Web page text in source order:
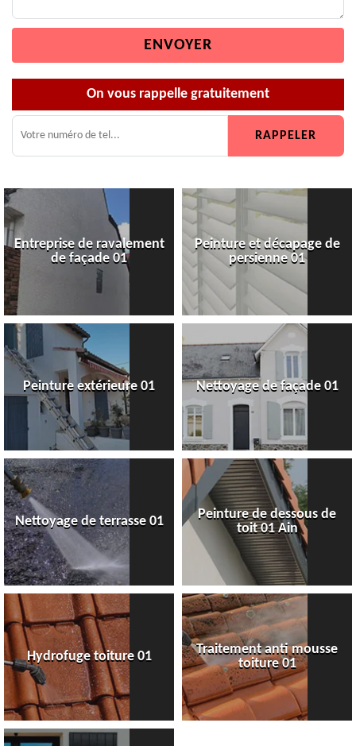
On vous rappelle gratuitement
Entreprise de ravalement
de façade 01
Peinture et décapage de
persienne 01
Peinture extérieure 01 Nettoyage de façade 01
Nettoyage de terrasse 01
Peinture de dessous de
toit 01 Ain
Hydrofuge toiture 01
Traitement anti mousse
toiture 01